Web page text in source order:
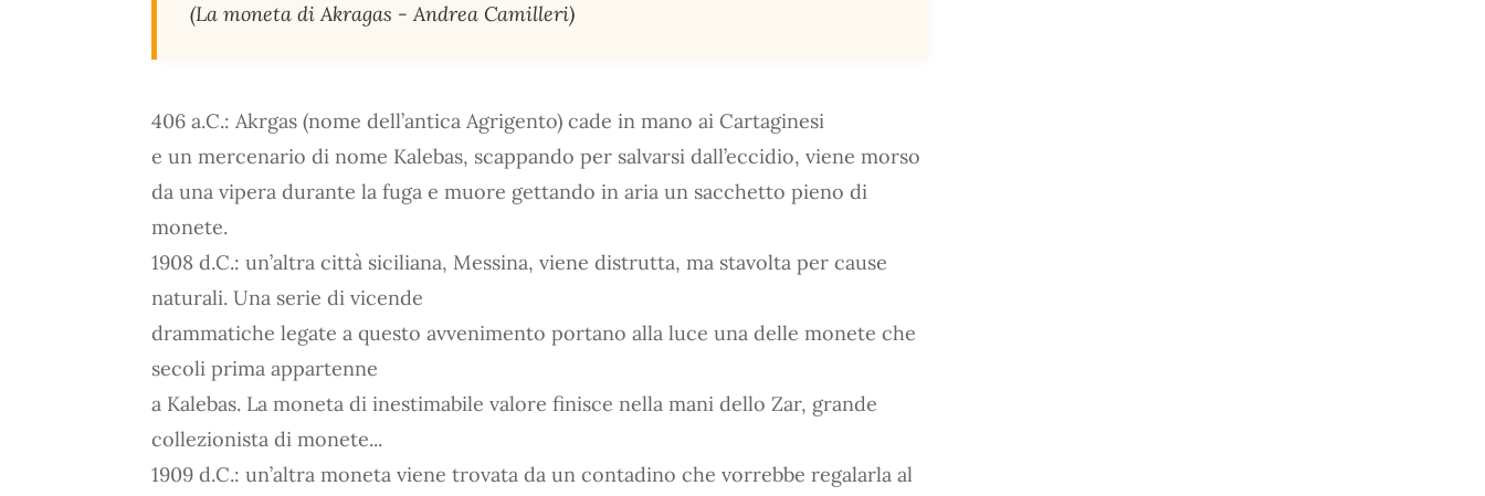
(La moneta di Akragas - Andrea Camilleri)
406 a.C.: Akrgas (nome dell’antica Agrigento) cade in mano ai Cartaginesi
e un mercenario di nome Kalebas, scappando per salvarsi dall’eccidio, viene morso
da una vipera durante la fuga e muore gettando in aria un sacchetto pieno di
monete.
1908 d.C.: un’altra città siciliana, Messina, viene distrutta, ma stavolta per cause
naturali. Una serie di vicende
drammatiche legate a questo avvenimento portano alla luce una delle monete che
secoli prima appartenne
a Kalebas. La moneta di inestimabile valore finisce nella mani dello Zar, grande
collezionista di monete...
1909 d.C.: un’altra moneta viene trovata da un contadino che vorrebbe regalarla al